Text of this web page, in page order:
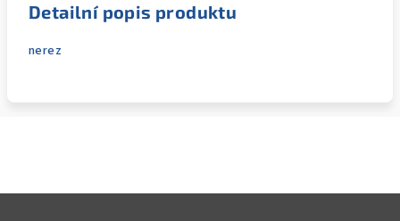
Detailní popis produktu
nerez